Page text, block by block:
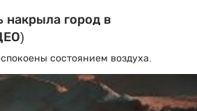
накрыла город в
состоянием воздуха.